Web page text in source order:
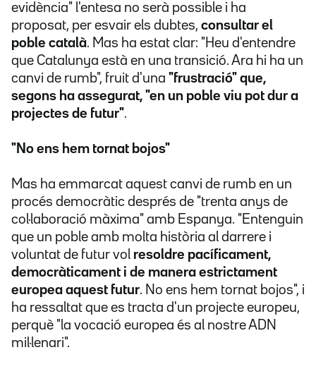
evidència" l'entesa no serà possible i ha
proposat, per esvair els dubtes, consultar el
poble català. Mas ha estat clar: "Heu d'entendre
que Catalunya està en una transició. Ara hi ha un
canvi de rumb", fruit d'una "frustració" que,
segons ha assegurat, "en un poble viu pot dur a
projectes de futur".
"No ens hem tornat bojos"
Mas ha emmarcat aquest canvi de rumb en un
procés democràtic després de "trenta anys de
col·laboració màxima" amb Espanya. "Entenguin
que un poble amb molta història al darrere i
voluntat de futur vol resoldre pacíficament,
democràticament i de manera estrictament
europea aquest futur. No ens hem tornat bojos", i
ha ressaltat que es tracta d'un projecte europeu,
perquè "la vocació europea és al nostre ADN
mil·lenari".